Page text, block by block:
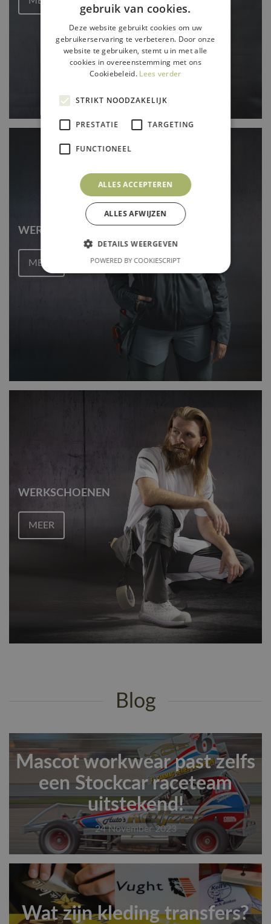
WERKKLEDING
MEER
WERKSCHOENEN
MEER
Blog
Mascot workwear past zelfs
een Stockcar raceteam
uitstekend!
24 November 2023
Wat zijn kleding transfers?
gebruik van cookies.
Deze website gebruikt cookies om uw
gebruikerservaring te verbeteren. Door onze
website te gebruiken, stemt u in met alle
cookies in overeenstemming met ons
Cookiebeleid. Lees verder
STRIKT NOODZAKELIJK
PRESTATIE TARGETING
FUNCTIONEEL
ALLES ACCEPTEREN
ALLES AFWIJZEN
DETAILS WEERGEVEN
POWERED BY COOKIESCRIPT